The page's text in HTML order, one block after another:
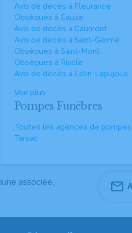
Avis de décès à Fleurance
Obsèques à Eauze
Avis de décès à Caumont
Avis de décès à Saint-Germé
Obsèques à Saint-Mont
Obsèques à Riscle
Avis de décès à Lelin-Lapujolle
Voir plus
Pompes Funèbres
Toutes les agences de
Tarsac
associée.